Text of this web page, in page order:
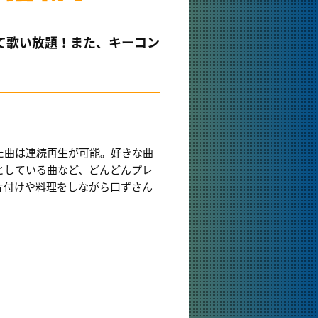
い放題！また、キーコン
は連続再生が可能。好きな曲
ている曲など、どんどんプレ
けや料理をしながら口ずさん